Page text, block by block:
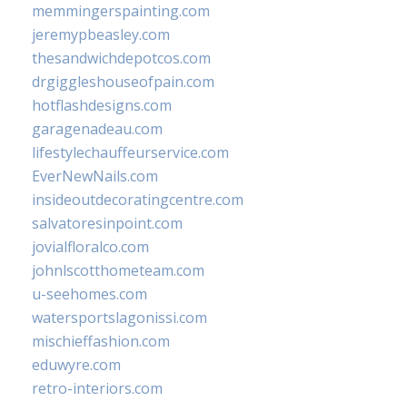
memmingerspainting.com
jeremypbeasley.com
thesandwichdepotcos.com
drgiggleshouseofpain.com
hotflashdesigns.com
garagenadeau.com
lifestylechauffeurservice.com
EverNewNails.com
insideoutdecoratingcentre.com
salvatoresinpoint.com
jovialfloralco.com
johnlscotthometeam.com
u-seehomes.com
watersportslagonissi.com
mischieffashion.com
eduwyre.com
retro-interiors.com